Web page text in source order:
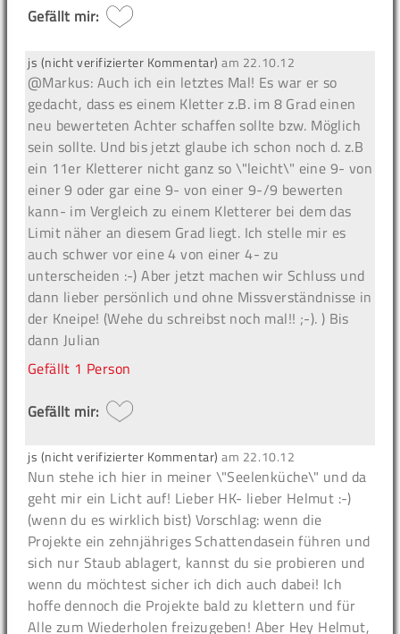
Gefällt mir:
js (nicht verifizierter Kommentar) am 22.10.12
@Markus: Auch ich ein letztes Mal! Es war er so
gedacht, dass es einem Kletter z.B. im 8 Grad einen
neu bewerteten Achter schaffen sollte bzw. Möglich
sein sollte. Und bis jetzt glaube ich schon noch d. z.B
ein 11er Kletterer nicht ganz so \"leicht\" eine 9- von
einer 9 oder gar eine 9- von einer 9-/9 bewerten
kann- im Vergleich zu einem Kletterer bei dem das
Limit näher an diesem Grad liegt. Ich stelle mir es
auch schwer vor eine 4 von einer 4- zu
unterscheiden :-) Aber jetzt machen wir Schluss und
dann lieber persönlich und ohne Missverständnisse in
der Kneipe! (Wehe du schreibst noch mal!! ;-). ) Bis
dann Julian
Gefällt 1 Person
Gefällt mir:
js (nicht verifizierter Kommentar) am 22.10.12
Nun stehe ich hier in meiner \"Seelenküche\" und da
geht mir ein Licht auf! Lieber HK- lieber Helmut :-)
(wenn du es wirklich bist) Vorschlag: wenn die
Projekte ein zehnjähriges Schattendasein führen und
sich nur Staub ablagert, kannst du sie probieren und
wenn du möchtest sicher ich dich auch dabei! Ich
hoffe dennoch die Projekte bald zu klettern und für
Alle zum Wiederholen freizugeben! Aber Hey Helmut,